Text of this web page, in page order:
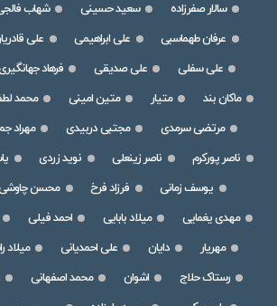
سالار صفرزاده
سعید حسینی شهاب
عرفان طهماسبی
علی ابراهیمی علی
علی سفلی
علی صدیقی فرهاد
ماکان بند
متیار متین امینی محمد
مرتضی سرمدی
مجتبی دربیدی مهراد
ناصر پورکرم
ناصر زینعلی نوید زردی
یوسف زمانی
فرزاد فرخ محسن
مهدی یغمایی
میلاد بابایی احمد فیلی
مهریار
دایان علی احمدیانی میلاد
رستاک حلاج
اشوان محمد اصفهانی